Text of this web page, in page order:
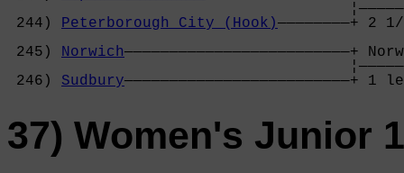
244) Peterborough City (Hook)
245) Norwich
246) Sudbury
37) Women's Junior